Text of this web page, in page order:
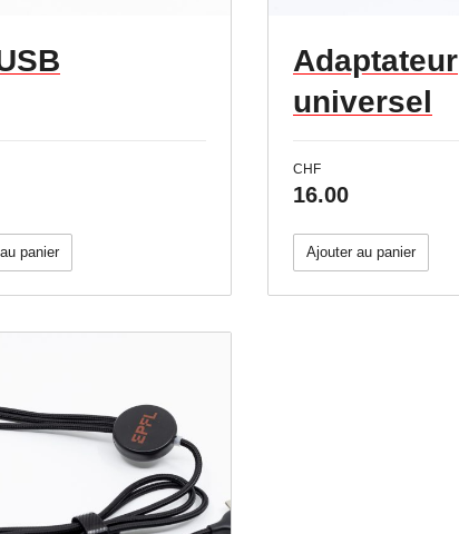
panier
Adaptateur
universel
CHF
16.00
Ajouter au panier